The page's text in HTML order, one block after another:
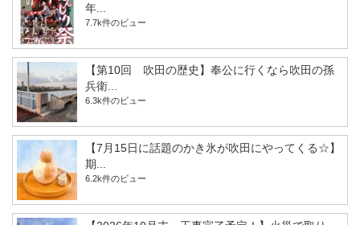
年...
7.7k件のビュー
【第10回 吹田の歴史】奉公に行くなら吹田の孫
兵衛...
6.3k件のビュー
【7月15日に話題のかき氷が吹田にやってくる☆】
期...
6.2k件のビュー